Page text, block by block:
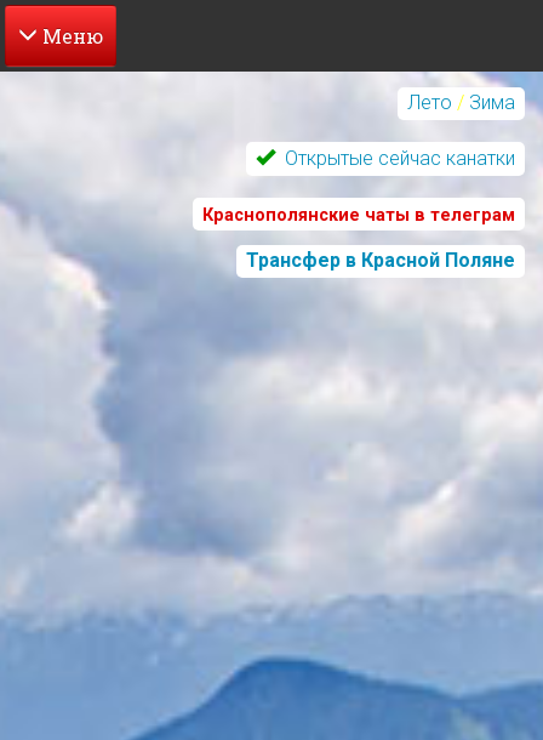
Перейти
содержанию
Лето / Зима
Открытые сейчас канатки
Краснополянские чаты в телеграм
Трансфер в Красной Поляне